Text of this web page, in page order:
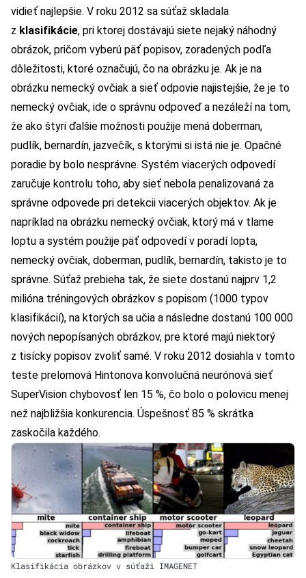
vidieť najlepšie. V roku 2012 sa súťaž skladala
z klasifikácie, pri ktorej dostávajú siete nejaký náhodný
obrázok, pričom vyberú päť popisov, zoradených podľa
dôležitosti, ktoré označujú, čo na obrázku je. Ak je na
obrázku nemecký ovčiak a sieť odpovie najistejšie, že je to
nemecký ovčiak, ide o správnu odpoveď a nezáleží na tom,
že ako štyri ďalšie možnosti použije mená doberman,
pudlík, bernardín, jazvečík, s ktorými si istá nie je. Opačné
poradie by bolo nesprávne. Systém viacerých odpovedí
zaručuje kontrolu toho, aby sieť nebola penalizovaná za
správne odpovede pri detekcii viacerých objektov. Ak je
napríklad na obrázku nemecký ovčiak, ktorý má v tlame
loptu a systém použije päť odpovedí v poradí lopta,
nemecký ovčiak, doberman, pudlík, bernardín, takisto je to
správne. Súťaž prebieha tak, že siete dostanú najprv 1,2
milióna tréningových obrázkov s popisom (1000 typov
klasifikácií), na ktorých sa učia a následne dostanú 100 000
nových nepopísaných obrázkov, pre ktoré majú niektorý
z tisícky popisov zvoliť samé. V roku 2012 dosiahla v tomto
teste prelomová Hintonova konvolučná neurónová sieť
SuperVision chybovosť len 15 %, čo bolo o polovicu menej
než najbližšia konkurencia. Úspešnosť 85 % skrátka
zaskočila každého.
Klasifikácia obrázkov v súťaži IMAGENET